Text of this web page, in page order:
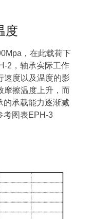
度
，在此载荷下
2，轴承实际工作
速度以及温度的影
摩擦温度上升，而
承载能力逐渐减
考图表EPH-3